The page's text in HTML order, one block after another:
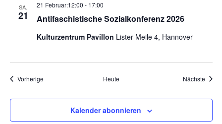
SA.
21 Antifaschistische Sozialkonferenz 2026
21 Februar:12:00 - 17:00
Kulturzentrum Pavillon Lister Meile 4, Hannover
VorherigeVeranstaltungen Heute Nächste
Kalender abonnieren